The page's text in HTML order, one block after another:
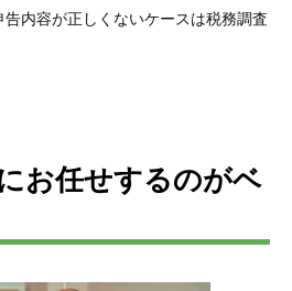
内容が正しくないケースは税務調査
お任せするのがベ